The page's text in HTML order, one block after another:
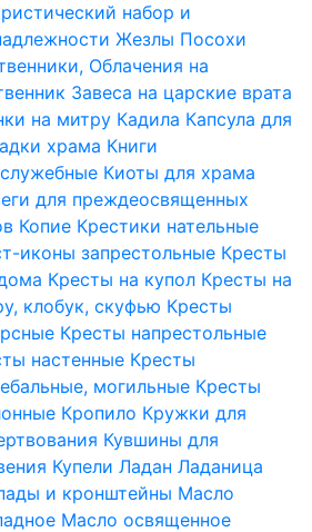
набор и
Жезлы Посохи
Облачения на
Завеса на царские врата
на митру Кадила Капсула для
храма Книги
Киоты для храма
для преждеосвященных
Копие Крестики нательные
иконы запрестольные Кресты
Кресты на купол Кресты на
клобук, скуфью Кресты
Кресты напрестольные
настенные Кресты
могильные Кресты
Кропило Кружки для
Кувшины для
Купели Ладан Ладаница
и кронштейны Масло
Масло освященное